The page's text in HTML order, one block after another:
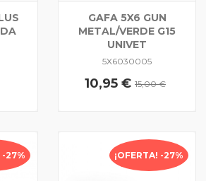
GAFA 5X6 GUN
METAL/VERDE G15
UNIVET
5X6030005
10,95 € 15,00 €
-27% ¡OFERTA! -27%